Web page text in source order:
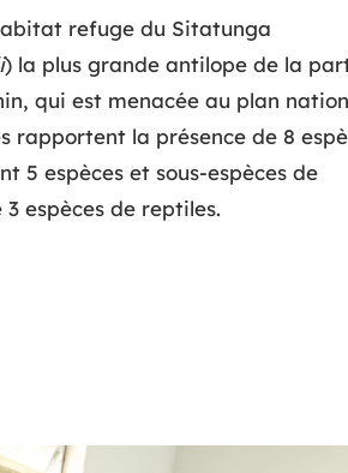
refuge du Sitatunga
) la plus grande antilope de la
qui est menacée au plan
rapportent la présence de 8
5 espèces et sous-espèces de
espèces de reptiles.